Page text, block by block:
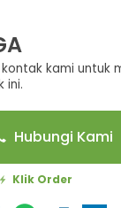
kami untuk
ini.
Hubungi Kami
Klik Order